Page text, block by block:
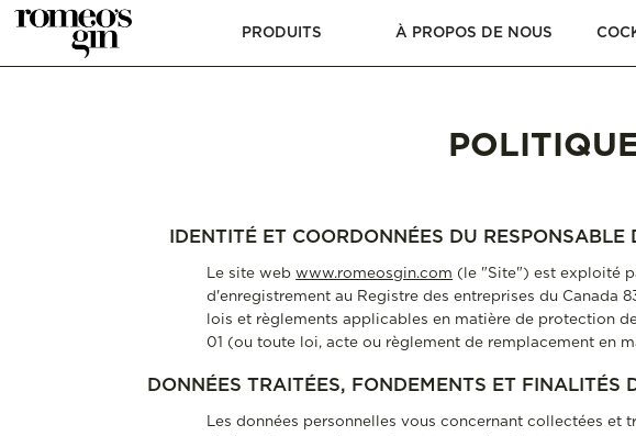
PRODUITS À PROPOS DE NOUS
IDENTITÉ ET COORDONNÉES DU RESPONSABLE
Le site webwww.romeosgin.com (le "Site") est exploité
d'enregistrement au Registre des entreprises du Canada
lois et règlements applicables en matière de protection
01 (ou toute loi, acte ou règlement de remplacement en
DONNÉES TRAITÉES, FONDEMENTS ET FINALITÉS
Les données personnelles vous concernant collectées et